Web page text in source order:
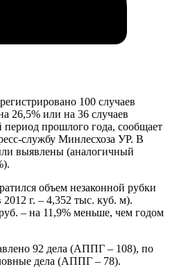
100 случаев
26,5% или на 36 случаев
прошлого года, сообщает
службу Минлесхоза УР. В
выявлены (аналогичный
объем незаконной рубки
г. – 4,352 тыс. куб. м).
– на 11,9% меньше, чем годом
92 дела (АППГ – 108), по
дела (АППГ – 78).